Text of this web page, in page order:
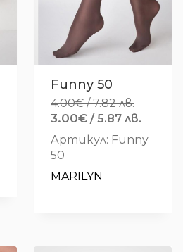
Funny 50
4.00€/ 7.82 лв.
Original
price
was:
/
3.00€ / 5.87 лв.
е:
Артикул: Funny
50
MARILYN